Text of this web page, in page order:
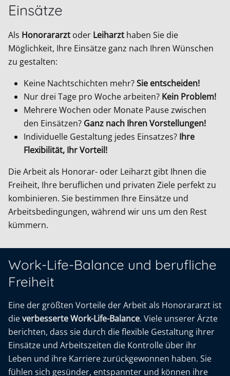
Einsätze
Als Honorararzt oder Leiharzt haben Sie die
Möglichkeit, Ihre Einsätze ganz nach Ihren Wünschen
zu gestalten:
Keine Nachtschichten mehr?Sie entscheiden!
Nur drei Tage pro Woche arbeiten? Kein Problem!
Mehrere Wochen oder Monate Pause zwischen
den Einsätzen? Ganz nach Ihren Vorstellungen!
Individuelle Gestaltung jedes Einsatzes? Ihre
Flexibilität, Ihr Vorteil!
Die Arbeit als Honorar- oder Leiharzt gibt Ihnen die
Freiheit, Ihre beruflichen und privaten Ziele perfekt zu
kombinieren. Sie bestimmen Ihre Einsätze und
Arbeitsbedingungen, während wir uns um den Rest
kümmern.
Work-Life-Balance und berufliche
Freiheit
Eine der größten Vorteile der Arbeit als Honorararzt ist
dieverbesserte Work-Life-Balance. Viele unserer Ärzte
berichten, dass sie durch die flexible Gestaltung ihrer
Einsätze und Arbeitszeiten die Kontrolle über ihr
Leben und ihre Karriere zurückgewonnen haben. Sie
fühlen sich gesünder, entspannter und können ihre